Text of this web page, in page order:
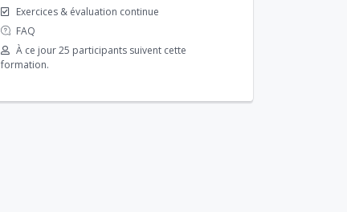
Exercices & évaluation continue
FAQ
À ce jour 25 participants suivent cette
formation.